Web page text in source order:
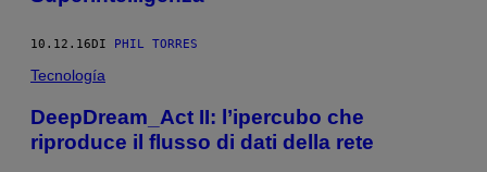
10.12.16 DI PHIL TORRES
Tecnología
DeepDream_Act II: l’ipercubo che
riproduce il flusso di dati della rete